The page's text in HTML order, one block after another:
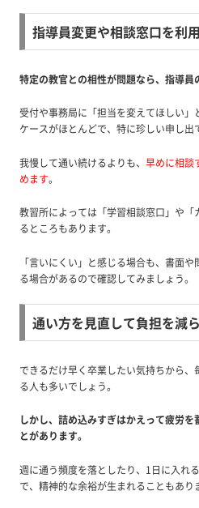
指導員変更や相談窓口を利
特定の教官との相性が問題なら、指導員
受付や事務局に「担当を変えてほしい
ケースがほとんどで、特に珍しい申し出
我慢して通い続けるよりも、 早めに相談
めます。
教習所によっては「学習相談窓口」や
るところもあります。
「言いにくい」と感じる場合も、書面
る場合があるので確認してみましょう。
通い方を見直して負担を減
できるだけ早く卒業したい気持ちから
る人も多いでしょう。
しかし、詰め込みすぎはかえって疲労
とがあります。
週に通う頻度を落としたり、1日に入れ
で、精神的な余裕が生まれることもあり